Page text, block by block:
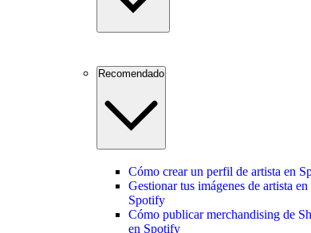
Recomendado
Cómo crear un perfil de artista en
Gestionar tus imágenes de artista en
Spotify
Cómo publicar merchandising de
en Spotify